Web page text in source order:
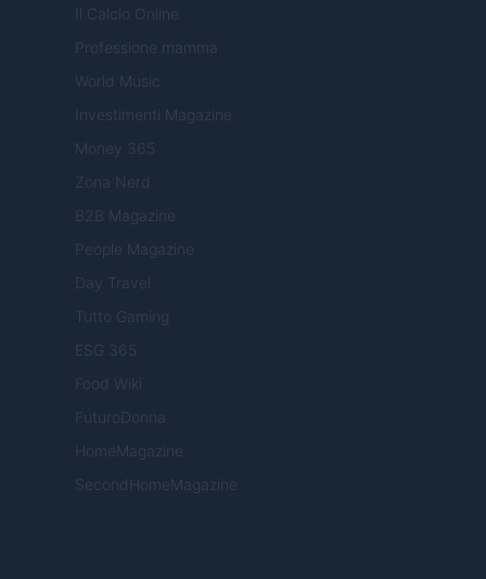
Il Calcio Online
Professione mamma
World Music
Investimenti Magazine
Money 365
Zona Nerd
B2B Magazine
People Magazine
Day Travel
Tutto Gaming
ESG 365
Food Wiki
FuturoDonna
HomeMagazine
SecondHomeMagazine